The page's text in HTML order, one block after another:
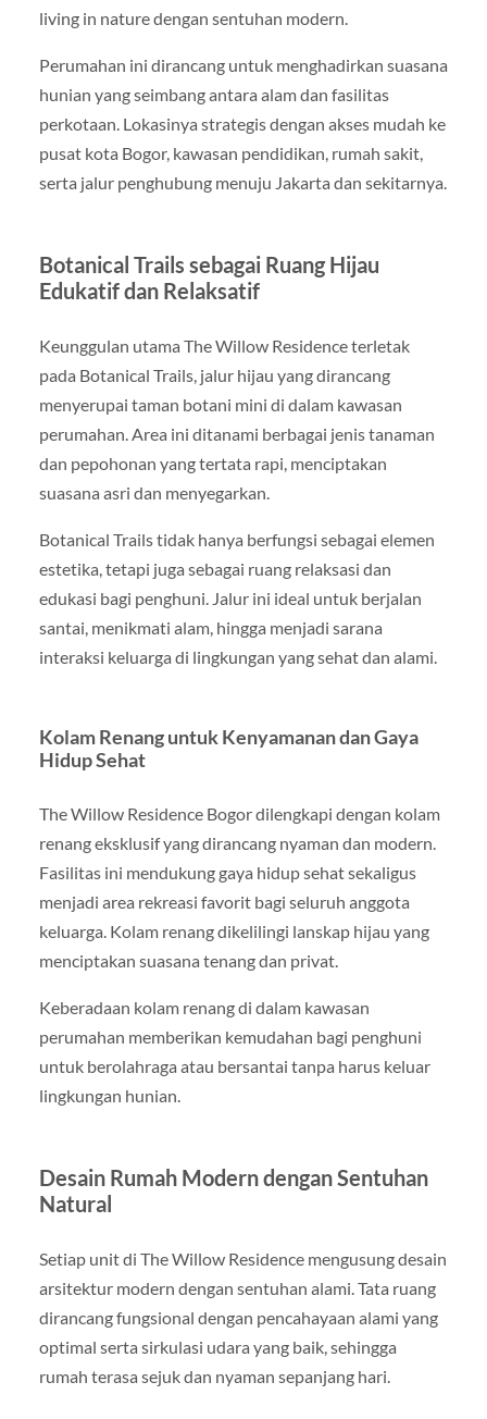
living in nature dengan sentuhan modern.
Perumahan ini dirancang untuk menghadirkan suasana
hunian yang seimbang antara alam dan fasilitas
perkotaan. Lokasinya strategis dengan akses mudah ke
pusat kota Bogor, kawasan pendidikan, rumah sakit,
serta jalur penghubung menuju Jakarta dan sekitarnya.
Botanical Trails sebagai Ruang Hijau
Edukatif dan Relaksatif
Keunggulan utama The Willow Residence terletak
pada Botanical Trails, jalur hijau yang dirancang
menyerupai taman botani mini di dalam kawasan
perumahan. Area ini ditanami berbagai jenis tanaman
dan pepohonan yang tertata rapi, menciptakan
suasana asri dan menyegarkan.
Botanical Trails tidak hanya berfungsi sebagai elemen
estetika, tetapi juga sebagai ruang relaksasi dan
edukasi bagi penghuni. Jalur ini ideal untuk berjalan
santai, menikmati alam, hingga menjadi sarana
interaksi keluarga di lingkungan yang sehat dan alami.
Kolam Renang untuk Kenyamanan dan Gaya
Hidup Sehat
The Willow Residence Bogor dilengkapi dengan kolam
renang eksklusif yang dirancang nyaman dan modern.
Fasilitas ini mendukung gaya hidup sehat sekaligus
menjadi area rekreasi favorit bagi seluruh anggota
keluarga. Kolam renang dikelilingi lanskap hijau yang
menciptakan suasana tenang dan privat.
Keberadaan kolam renang di dalam kawasan
perumahan memberikan kemudahan bagi penghuni
untuk berolahraga atau bersantai tanpa harus keluar
lingkungan hunian.
Desain Rumah Modern dengan Sentuhan
Natural
Setiap unit di The Willow Residence mengusung desain
arsitektur modern dengan sentuhan alami. Tata ruang
dirancang fungsional dengan pencahayaan alami yang
optimal serta sirkulasi udara yang baik, sehingga
rumah terasa sejuk dan nyaman sepanjang hari.